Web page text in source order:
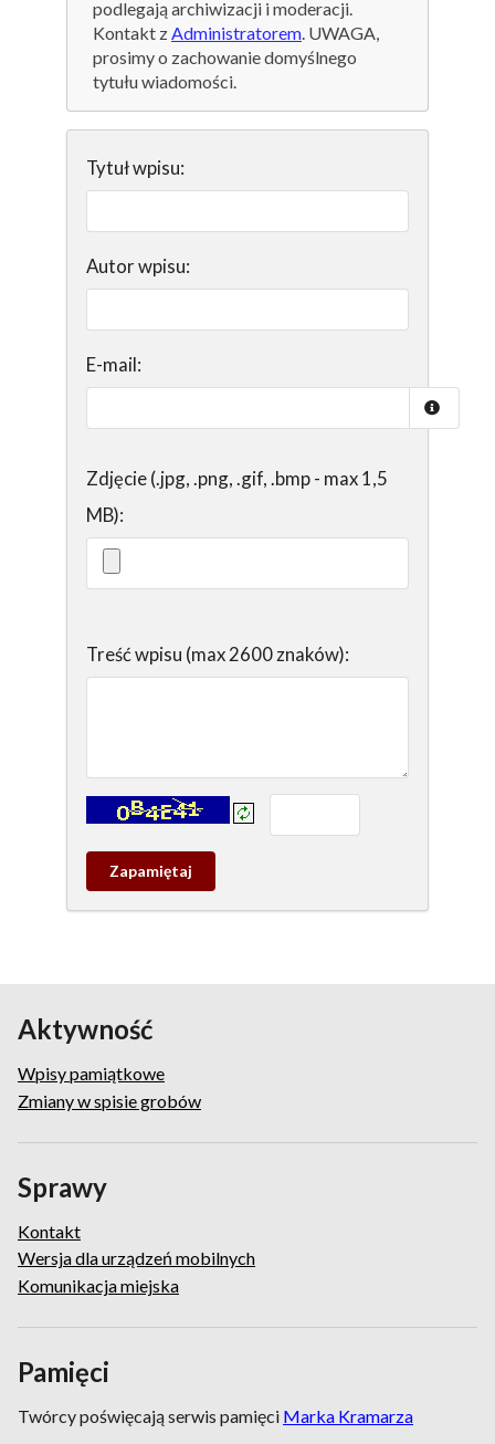
podlegają archiwizacji i moderacji.
Kontakt zAdministratorem. UWAGA,
prosimy o zachowanie domyślnego
tytułu wiadomości.
Tytuł wpisu:
Autor wpisu:
E-mail:
Zdjęcie (.jpg, .png, .gif, .bmp - max 1,5
MB):
Treść wpisu (max 2600 znaków):
Kontrola - wprowadź tekst z obrazka:
Zapamietaj
wpis
Aktywność
Wpisy pamiątkowe
Zmiany w spisie grobów
Sprawy
Kontakt
Wersja dla urządzeń mobilnych
Komunikacja miejska
Pamięci
Twórcy poświęcają serwis pamięci Marka Kramarza